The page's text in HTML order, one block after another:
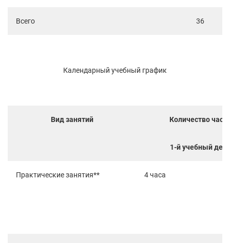
Всего 36
Календарный учебный график
Вид занятий Количество
1-й учебный
Практические занятия** 4 часа